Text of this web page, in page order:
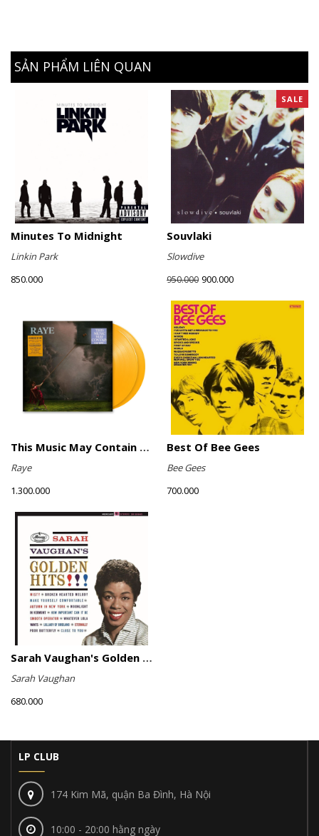
SẢN PHẨM LIÊN QUAN
Minutes To Midnight
Linkin Park
850.000
SALE
Souvlaki
Slowdive
950.000 900.000
This Music May Contain Hope (Marigold Yellow Vinyl)
Raye
1.300.000
Best Of Bee Gees
Bee Gees
700.000
Sarah Vaughan's Golden Hits
Sarah Vaughan
680.000
LP CLUB
174 Kim Mã, quận Ba Đình, Hà Nội
10:00 - 20:00 hằng ngày